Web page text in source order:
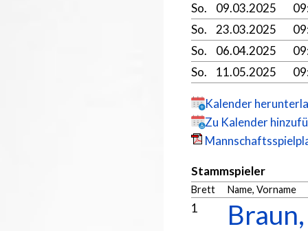
So.
09.03.2025
So.
23.03.2025
So.
06.04.2025
So.
11.05.2025
Kalender
Zu Kalender
Stammspieler
Brett Name, Vorname
1